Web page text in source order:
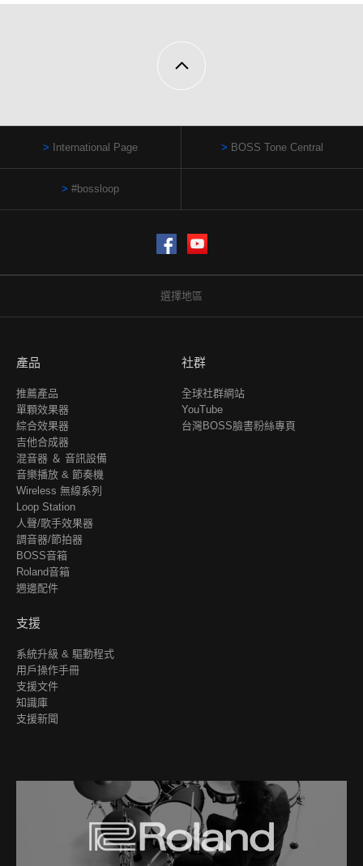
International Page BOSS Tone Central
#bossloop
Facebook
選擇地區
產品
推薦產品
單顆效果器
綜合效果器
吉他合成器
混音器 ＆ 音訊設備
音樂播放 & 節奏機
Wireless 無線系列
Loop Station
人聲/歌手效果器
調音器/節拍器
BOSS音箱
Roland音箱
週邊配件
社群
全球社群網站
YouTube
台灣BOSS臉書粉絲專頁
支援
系統升級 & 驅動程式
用戶操作手冊
支援文件
知識庫
支援新聞